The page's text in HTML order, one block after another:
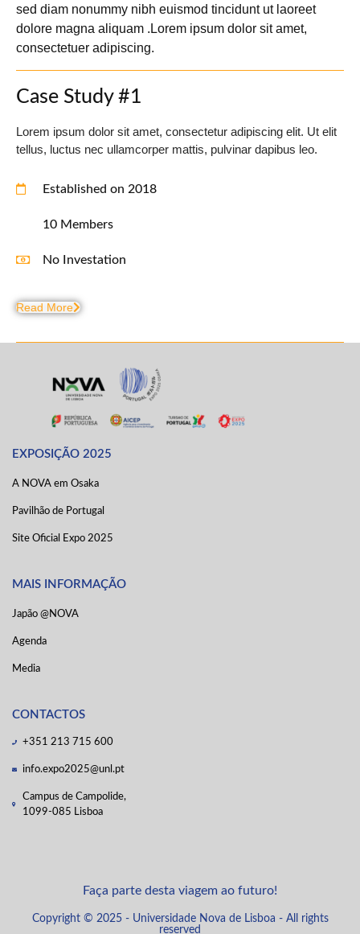
sed diam nonummy nibh euismod tincidunt ut laoreet
dolore magna aliquam .Lorem ipsum dolor sit amet,
consectetuer adipiscing.
Case Study #1
Lorem ipsum dolor sit amet, consectetur adipiscing elit. Ut elit
tellus, luctus nec ullamcorper mattis, pulvinar dapibus leo.
Established on 2018
10 Members
No Investation
Read More
EXPOSIÇÃO 2025
A NOVA em Osaka
Pavilhão de Portugal
Site Oficial Expo 2025
MAIS INFORMAÇÃO
Japão @NOVA
Agenda
Media
CONTACTOS
+351 213 715 600
info.expo2025@unl.pt
Campus de Campolide,
1099-085 Lisboa
Faça parte desta viagem ao futuro!
Copyright © 2025 - Universidade Nova de Lisboa - All rights
reserved